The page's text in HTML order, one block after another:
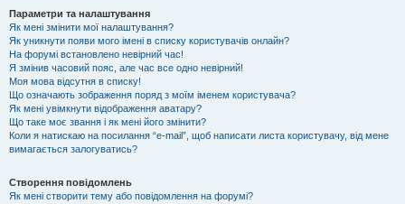
Параметри та налаштування
Як мені змінити мої налаштування?
Як уникнути появи мого імені в списку користувачів онлайн?
На форумі встановлено невірний час!
Я змінив часовий пояс, але час все одно невірний!
Моя мова відсутня в списку!
Що означають зображення поряд з моїм іменем користувача?
Як мені увімкнути відображення аватару?
Що таке моє звання і як мені його змінити?
Коли я натискаю на посилання “e-mail”, щоб написати листа користувачу, від мене
вимагається залогуватись?
Створення повідомлень
Як мені створити тему або повідомлення на форумі?